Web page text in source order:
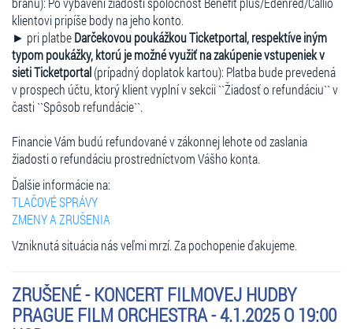
klientovi pripíše body na jeho konto.
► pri platbeDarčekovou poukážkou Ticketportal, respektíve iným
typom poukážky, ktorú je možné využiť na zakúpenie vstupeniek v
sieti Ticketportal(prípadný doplatok kartou): Platba bude prevedená
v prospech účtu, ktorý klient vyplní v sekcii ``Žiadosť o refundáciu`` v
časti ``Spôsob refundácie``.
Financie Vám budú refundované v zákonnej lehote od zaslania
žiadosti o refundáciu prostredníctvom Vášho konta.
Ďalšie informácie na:
TLAČOVÉ SPRÁVY
ZMENY A ZRUŠENIA
Vzniknutá situácia nás veľmi mrzí. Za pochopenie ďakujeme.
ZRUŠENÉ - KONCERT FILMOVEJ HUDBY
PRAGUE FILM ORCHESTRA - 4.1.2025 O 19:00